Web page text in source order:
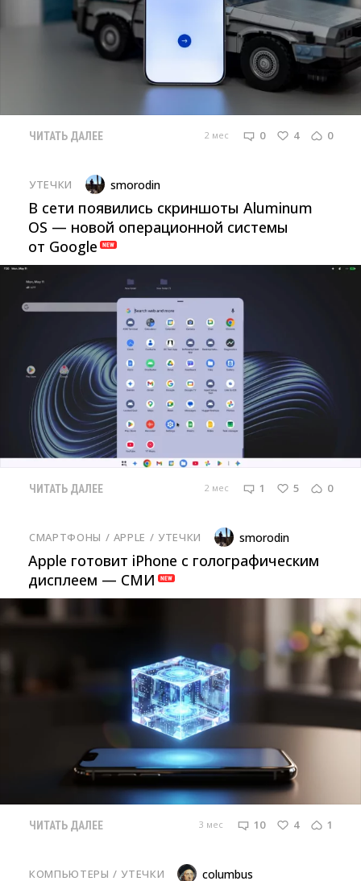
ЧИТАТЬ ДАЛЕЕ 2 мес 0 4 0
УТЕЧКИ smorodin
В сети появились скриншоты Aluminum
OS — новой операционной системы
от Google
ЧИТАТЬ ДАЛЕЕ 2 мес 1 5 0
СМАРТФОНЫ / APPLE / УТЕЧКИ smorodin
Apple готовит iPhone с голографическим
дисплеем — СМИ
ЧИТАТЬ ДАЛЕЕ 3 мес 10 4 1
КОМПЬЮТЕРЫ / УТЕЧКИ columbus